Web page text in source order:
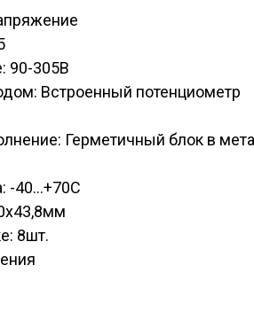
90-305В
Встроенный потенциометр
Герметичный блок в
-40...+70С
8шт.